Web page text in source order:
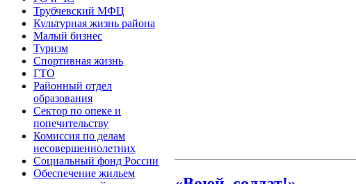
Трубчевский МФЦ
Культурная жизнь района
Малый бизнес
Туризм
Спортивная жизнь
ГТО
Районный отдел
образования
Сектор по опеке и
попечительству
Комиссия по делам
несовершеннолетних
Социальный фонд России
Обеспечение жильем